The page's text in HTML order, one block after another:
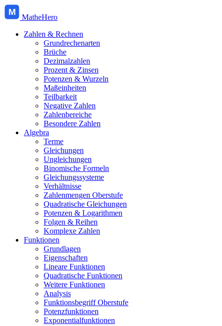
M
MatheHero
Zahlen & Rechnen
Grundrechenarten
Brüche
Dezimalzahlen
Prozent & Zinsen
Potenzen & Wurzeln
Maßeinheiten
Teilbarkeit
Negative Zahlen
Zahlenbereiche
Besondere Zahlen
Algebra
Terme
Gleichungen
Ungleichungen
Binomische Formeln
Gleichungssysteme
Verhältnisse
Zahlenmengen Oberstufe
Quadratische Gleichungen
Potenzen & Logarithmen
Folgen & Reihen
Komplexe Zahlen
Funktionen
Grundlagen
Eigenschaften
Lineare Funktionen
Quadratische Funktionen
Weitere Funktionen
Analysis
Funktionsbegriff Oberstufe
Potenzfunktionen
Exponentialfunktionen